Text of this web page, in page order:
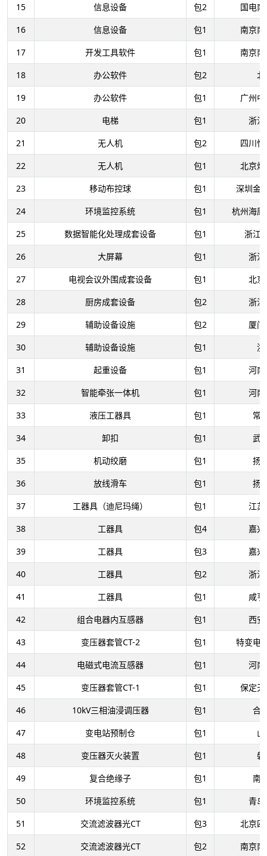
15
信息设备 包2
国电
16
信息设备 包1
南京
17
开发工具软件 包1
南京
18
办公软件 包2
19
办公软件 包1
广州
20
电梯 包1
浙
21
无人机 包2
四川
22
无人机 包1
北京
23
移动布控球 包1
深圳金
24
环境监控系统 包1
杭州海
25
数据智能化处理成套设备 包1
浙江
26
大屏幕 包1
浙
27
电视会议外围成套设备 包1
北
28
厨房成套设备 包2
浙
29
辅助设备设施 包2
厦
30
辅助设备设施 包1
31
起重设备 包1
河
32
智能牵张一体机 包1
河
33
液压工器具 包1
常
34
卸扣 包1
武
35
机动绞磨 包1
扬
36
放线滑车 包1
扬
37
工器具（迪尼玛绳） 包1
江
38
工器具 包4
嘉
39
工器具 包3
嘉
40
工器具 包2
浙
41
工器具 包1
咸
42
组合电器内互感器 包1
西
43
变压器套管CT-2 包1
特变电
44
电磁式电流互感器 包1
河
45
变压器套管CT-1 包1
保定
46
10kV三相油浸调压器 包1
合
47
变电站预制仓 包1
48
变压器灭火装置 包1
49
复合绝缘子 包1
南
50
环境监控系统 包1
青
51
交流滤波器光CT 包3
北京
52
交流滤波器光CT 包2 南京